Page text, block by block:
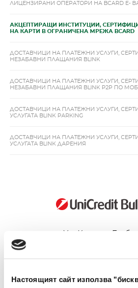
Настоящият сайт използва
ЛИЦЕНЗИРАНИ ОПЕРАТОРИ НА BCARD Е-
АКЦЕПТИРАЩИ ИНСТИТУЦИИ,
НА КАРТИ В ОГРАНИЧЕНА МРЕЖА BCARD
ДОСТАВЧИЦИ НА ПЛАТЕЖНИ УСЛУГИ,
НЕЗАБАВНИ ПЛАЩАНИЯ BLINK
ДОСТАВЧИЦИ НА ПЛАТЕЖНИ УСЛУГИ,
НЕЗАБАВНИ ПЛАЩАНИЯ BLINK P2P ПО
ДОСТАВЧИЦИ НА ПЛАТЕЖНИ УСЛУГИ,
УСЛУГАТА BLINK PARKING
ДОСТАВЧИЦИ НА ПЛАТЕЖНИ УСЛУГИ,
УСЛУГАТА BLINK ДАРЕНИЯ
УниКредит